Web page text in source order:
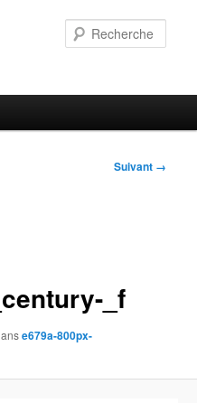
Suivant →
_f
e679a-800px-